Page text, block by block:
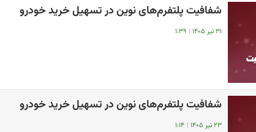
شفافیت پلتفرم‌های نوین در تسهیل خرید خودرو
۳۱ تیر ۱۴۰۵ | ۱:۳۹
شفافیت پلتفرم‌های نوین در تسهیل خرید خودرو
۲۳ تیر ۱۴۰۵ | ۱:۱۴